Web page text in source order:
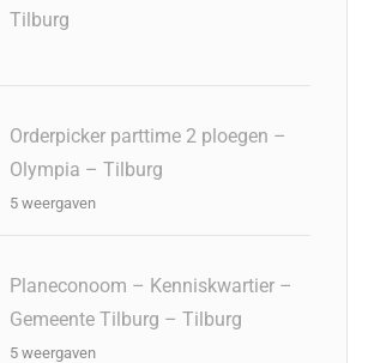
Tilburg
Orderpicker parttime 2 ploegen –
Olympia – Tilburg
5 weergaven
Planeconoom – Kenniskwartier –
Gemeente Tilburg – Tilburg
5 weergaven